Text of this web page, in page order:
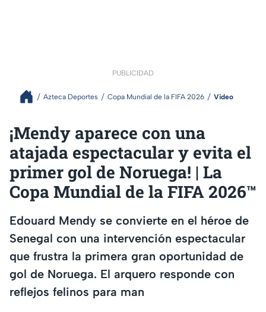
PUBLICIDAD
Azteca Deportes Copa Mundial de la FIFA 2026 Video
¡Mendy aparece con una
atajada espectacular y evita el
primer gol de Noruega! | La
Copa Mundial de la FIFA 2026™
Edouard Mendy se convierte en el héroe de
Senegal con una intervención espectacular
que frustra la primera gran oportunidad de
gol de Noruega. El arquero responde con
reflejos felinos para man